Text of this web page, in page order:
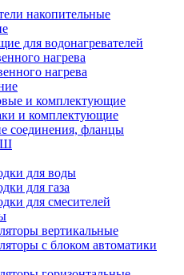
накопительные
для водонагревателей
нагрева
нагрева
и комплектующие
и комплектующие
соединения, фланцы
для воды
для газа
для смесителей
вертикальные
с блоком автоматики